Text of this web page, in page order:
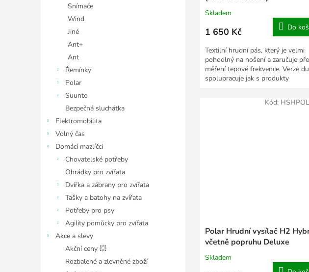
Snímače
Wind
Jiné
Ant+
Ant
Řemínky
Polar
Suunto
Bezpečná sluchátka
Elektromobilita
Volný čas
Domácí mazlíčci
Chovatelské potřeby
Ohrádky pro zvířata
Dvířka a zábrany pro zvířata
Tašky a batohy na zvířata
Potřeby pro psy
Agility pomůcky pro zvířata
Akce a slevy
Akční ceny 💥
Rozbalené a zlevněné zboží
Skladem
1 650 Kč Do
Textilní hrudní pás, který je velmi
pohodlný na nošení a zaručuje
měření tepové frekvence. Verze
spolupracuje jak s produkty
Polar Hrudní vysílač H2
včetně popruhu Deluxe
Skladem
Kód: